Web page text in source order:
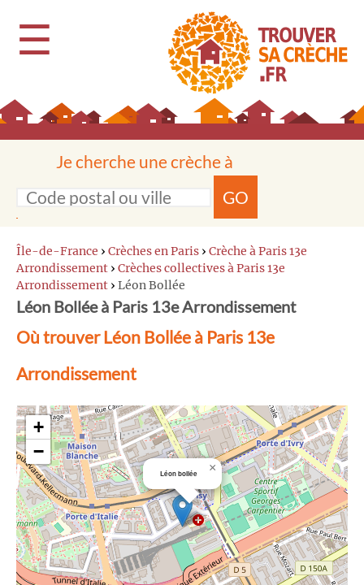
☰
Je cherche une crèche à
GO
Île-de-France › Crèches en Paris › Crèche à Paris 13e
Arrondissement › Crèches collectives à Paris 13e
Arrondissement › Léon Bollée
Léon Bollée à Paris 13e Arrondissement
Où trouver Léon Bollée à Paris 13e
Arrondissement
Léon bollée ×
+
−